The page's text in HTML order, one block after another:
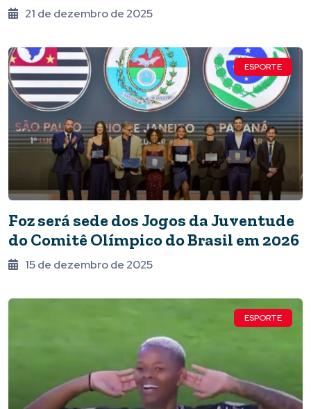
21 de dezembro de 2025
ESPORTE
Foz será sede dos Jogos da Juventude
do Comitê Olímpico do Brasil em 2026
15 de dezembro de 2025
ESPORTE